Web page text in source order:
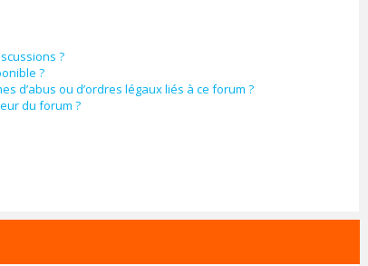
?
?
d’abus ou d’ordres légaux liés à ce forum ?
du forum ?